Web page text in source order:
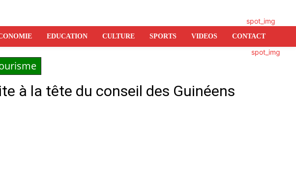
EDUCATION CULTURE SPORTS VIDEOS CONTACT
à la tête du conseil des Guinéens